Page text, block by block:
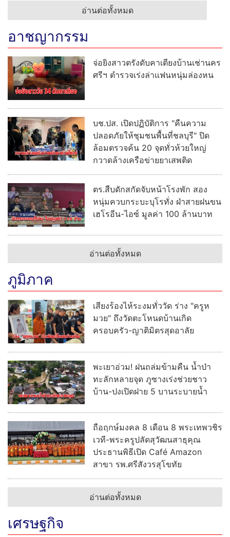
อ่านต่อทั้งหมด
อาชญากรรม
จ่อยิงสาวตรังดับคาเตียงบ้านเช่านคร
ศรีฯ ตำรวจเร่งล่าแฟนหนุ่มล่องหน
บช.ปส. เปิดปฏิบัติการ "คืนความ
ปลอดภัยให้ชุมชนพื้นที่ชลบุรี" ปิด
ล้อมตรวจค้น 20 จุดทั่วห้วยใหญ่
กวาดล้างเครือข่ายยาเสพติด
ตร.สืบดักสกัดจับหน้าโรงพัก สอง
หนุ่มควบกระบะบุโรทั่ง ฝ่าสายฝนขน
เฮโรอีน-ไอซ์ มูลค่า 100 ล้านบาท
อ่านต่อทั้งหมด
ภูมิภาค
เสียงร้องไห้ระงมทั่ววัด ร่าง "ครูห
มวย" ถึงวัดตะโหนดบ้านเกิด
ครอบครัว-ญาติมิตรสุดอาลัย
พะเยาอ่วม! ฝนถล่มข้ามคืน น้ำป่า
ทะลักหลายจุด ภูซางเร่งช่วยชาว
บ้าน-ปงเปิดฝาย 5 บานระบายน้ำ
ถือฤกษ์มงคล 8 เดือน 8 พระเทพวชิร
เวที-พระครูปลัดสุวัฒนสาธุคุณ
ประธานพิธีเปิด Café Amazon
สาขา รพ.ศรีสังวรสุโขทัย
อ่านต่อทั้งหมด
เศรษฐกิจ